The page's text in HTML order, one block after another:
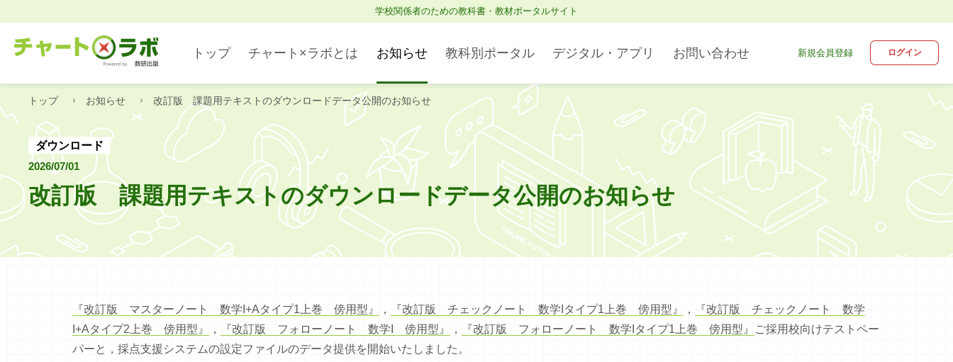
学校関係者のための教科書・教材ポータルサイト
トップ チャート×ラボとは お知らせ 教科別ポータル
数学 理科・理数科 英語
国語 社会 情報
デジタル・アプリ
デジタル・アプリ Studyaid D.B. オンライン
ブラウザ版
デジタル教科書
ブラウザ版
お問い合わせ 新規会員登録 ログイン
トップ お知らせ 改訂版 課題用テキストのダウンロードデータ公開のお知らせ
ダウンロード
2026/07/01
改訂版 課題用テキストのダウンロードデータ公開のお知らせ
『改訂版 マスターノート 数学I+Aタイプ1上巻 傍用型』 ， 『改訂版 チェックノート 数学Iタイプ1上巻 傍用型』 ，
『改訂版 チェックノート 数学
I+Aタイプ2上巻 傍用型』
， 『改訂版 フォローノート 数学I 傍用型』 ， 『改訂版 フォローノート 数学Iタイプ1上巻 傍用型』
ご採用校向けテストペー
パーと，採点支援システムの設定ファイルのデータ提供を開始いたしました。